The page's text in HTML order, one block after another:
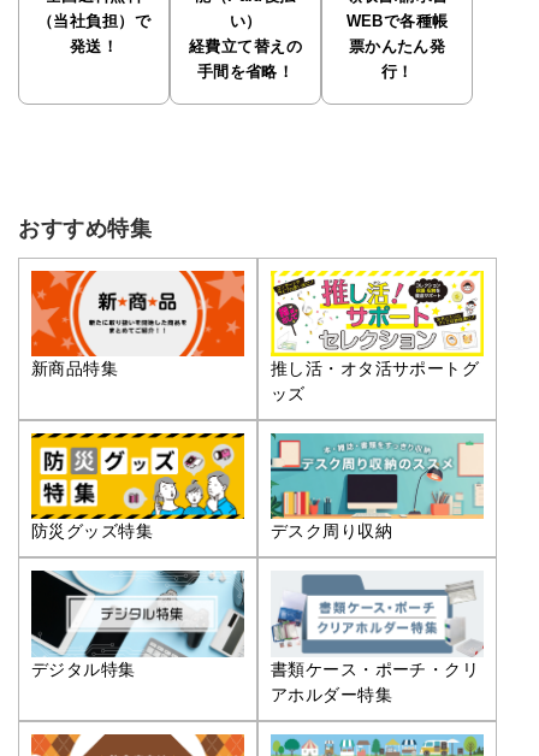
（当社負担）で
発送！
い）
経費立て替えの
手間を省略！
WEBで各種帳
票かんたん発
行！
おすすめ特集
新商品特集
推し活・オタ活サポートグ
ッズ
防災グッズ特集 デスク周り収納
デジタル特集
書類ケース・ポーチ・クリ
アホルダー特集